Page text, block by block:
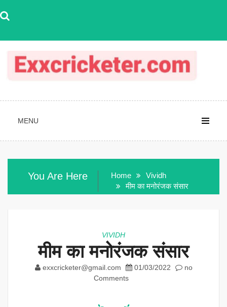
to
MENU
You Are Here Home
Vividh
मीम का मनोरंजक संसार
VIVIDH
मीम का मनोरंजक संसार
exxcricketer@gmail.com 01/03/2022
no
Comments